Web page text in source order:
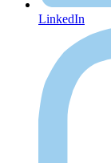
LinkedIn